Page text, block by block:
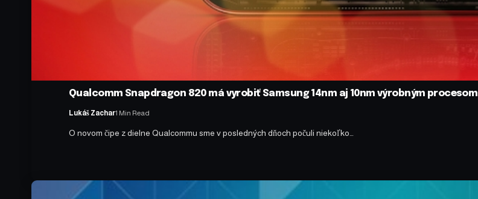
Qualcomm Snapdragon 820 má vyrobiť Samsung 14nm aj 10nm výrobným procesom
Lukáš Zachar1 Min Read
O novom čipe z dielne Qualcommu sme v posledných dňoch počuli niekoľko…